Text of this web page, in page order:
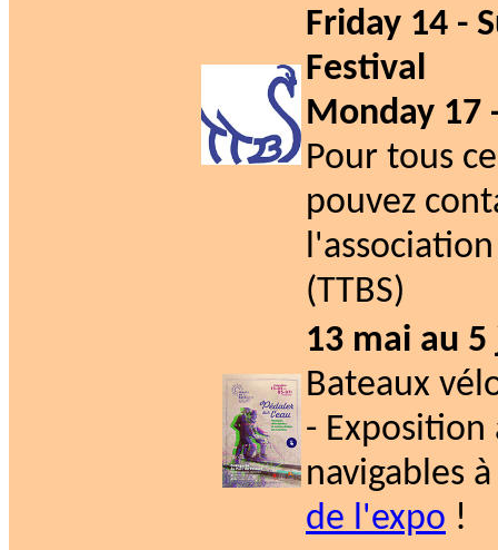
Friday 14 -
Festival
Monday 17
Pour tous
pouvez
(TTBS)
13 mai au
Bateaux
- Exposition
navigables
de l'expo !